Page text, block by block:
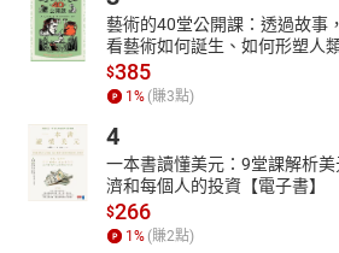
且實際動員如此多國、如此多人，一切都
車之行。
寶，從大戰倒數第二年截取一段時光，以
命、與一個動盪時刻的一系列心理狀態。
斷力、著眼於講述細節……她是那種可以讓
藝術的40堂公開課：透過故事
看藝術如何誕生、如何形塑人
$385
1 % (賺3點)
4
一本書讀懂美元：9堂課解析
濟和每個人的投資【電子書】
$266
1 % (賺2點)